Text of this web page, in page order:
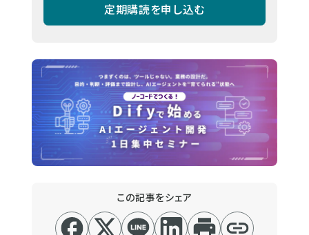
定期購読を申し込む
この記事をシェア